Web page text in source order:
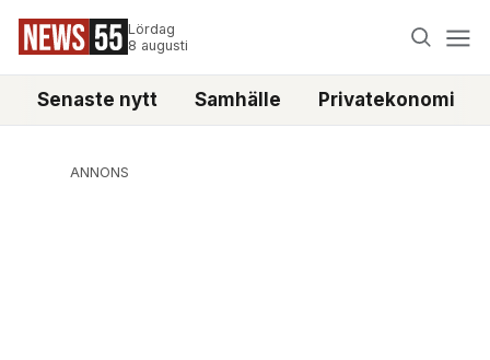
Lördag
8 augusti
Senaste nytt Samhälle Privatekonomi
ANNONS